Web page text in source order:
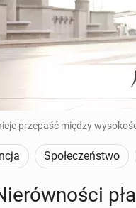
przepaść między
Społeczeństwo